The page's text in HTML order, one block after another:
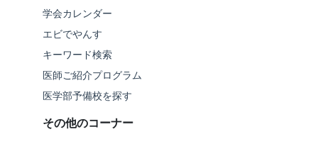
学会カレンダー
エビでやんす
キーワード検索
医師ご紹介プログラム
医学部予備校を探す
その他のコーナー